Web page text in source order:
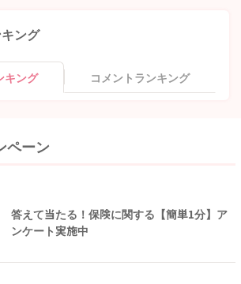
ング
キング コメントランキング
ペーン
答えて当たる！保険に関する【簡単1分】ア
ンケート実施中